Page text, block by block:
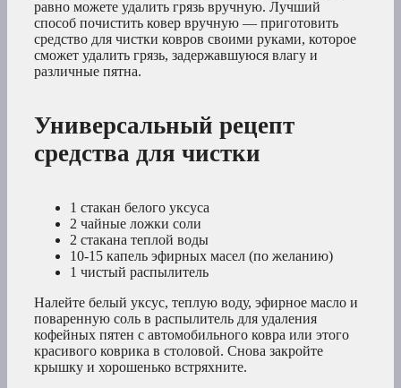
равно можете удалить грязь вручную. Лучший
способ почистить ковер вручную — приготовить
средство для чистки ковров своими руками, которое
сможет удалить грязь, задержавшуюся влагу и
различные пятна.
Универсальный рецепт
средства для чистки
1 стакан белого уксуса
2 чайные ложки соли
2 стакана теплой воды
10-15 капель эфирных масел (по желанию)
1 чистый распылитель
Налейте белый уксус, теплую воду, эфирное масло и
поваренную соль в распылитель для удаления
кофейных пятен с автомобильного ковра или этого
красивого коврика в столовой. Снова закройте
крышку и хорошенько встряхните.